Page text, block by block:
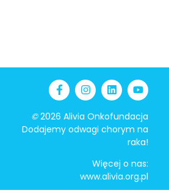
©2026 Alivia Onkofundacja
Dodajemy odwagi chorym na
raka!
Więcej o nas:
www.alivia.org.pl